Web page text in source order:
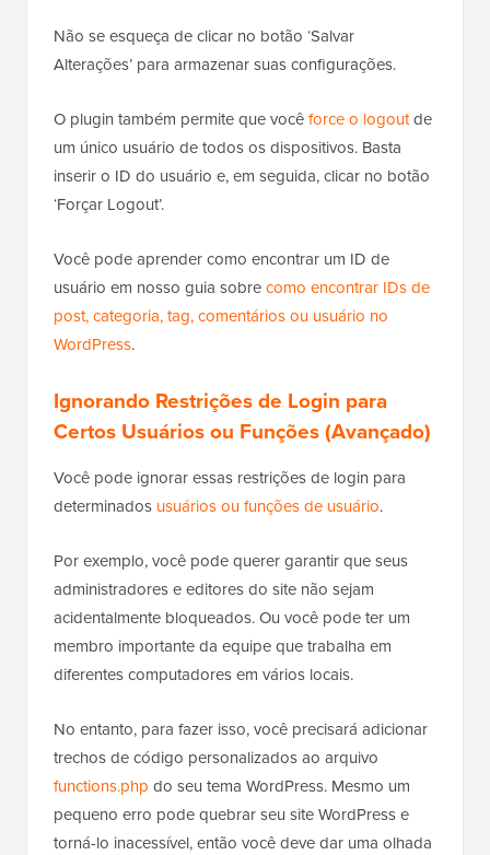
Não se esqueça de clicar no botão ‘Salvar
Alterações’ para armazenar suas configurações.
O plugin também permite que vocêforce o logoutde
um único usuário de todos os dispositivos. Basta
inserir o ID do usuário e, em seguida, clicar no botão
‘Forçar Logout’.
Você pode aprender como encontrar um ID de
usuário em nosso guia sobrecomo encontrar IDs de
post, categoria, tag, comentários ou usuário no
WordPress.
Ignorando Restrições de Login para
Certos Usuários ou Funções (Avançado)
Você pode ignorar essas restrições de login para
determinados usuários ou funções de usuário.
Por exemplo, você pode querer garantir que seus
administradores e editores do site não sejam
acidentalmente bloqueados. Ou você pode ter um
membro importante da equipe que trabalha em
diferentes computadores em vários locais.
No entanto, para fazer isso, você precisará adicionar
trechos de código personalizados ao arquivo
functions.php do seu tema WordPress. Mesmo um
pequeno erro pode quebrar seu site WordPress e
torná-lo inacessível, então você deve dar uma olhada